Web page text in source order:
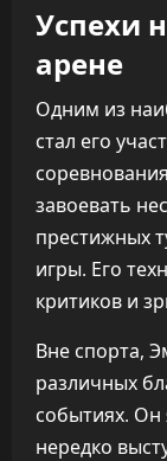
Успехи
арене
Одним из
стал его
завоевать
престижных
игры. Его
критиков и
Вне спорта,
различных
событиях. Он
нередко